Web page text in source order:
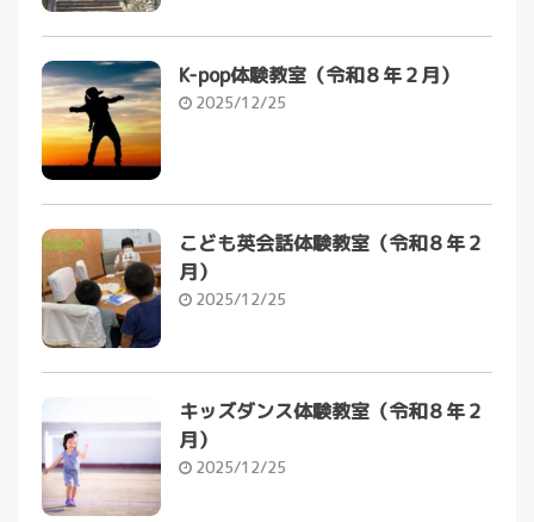
K-pop体験教室（令和８年２月）
2025/12/25
こども英会話体験教室（令和８年２
月）
2025/12/25
キッズダンス体験教室（令和８年２
月）
2025/12/25